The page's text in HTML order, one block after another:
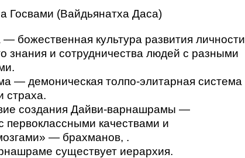
Госвами (Вайдьянатха Даса)
божественная культура развития личности
знания и сотрудничества людей с разными
— демоническая толпо-элитарная система
страха.
создания Дайви-варнашрамы —
первоклассными качествами и
— брахманов, .
существует иерархия.